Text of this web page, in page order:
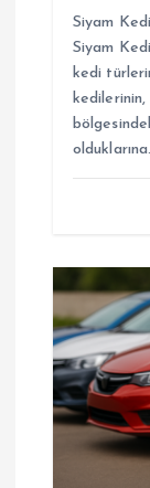
Siyam
Siyam
kedi
kedilerinin,